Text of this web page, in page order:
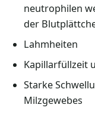
neutrophilen
der
Lahmheiten
Kapillarfüllzeit
Starke
Milzgewebes